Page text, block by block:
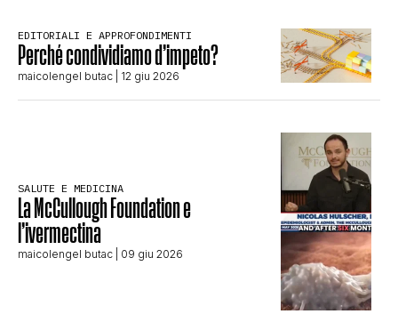
EDITORIALI E APPROFONDIMENTI
Perché condividiamo d’impeto?
maicolengel butac | 12 giu 2026
SALUTE E MEDICINA
La McCullough Foundation e
l’ivermectina
maicolengel butac | 09 giu 2026